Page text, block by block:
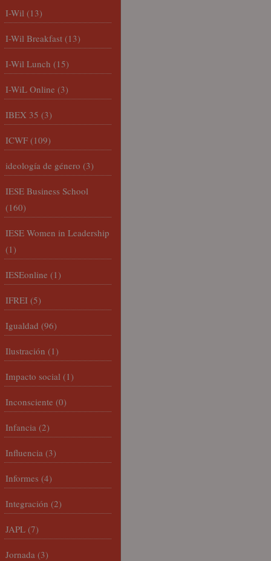
I-Wil (13)
I-Wil Breakfast (13)
I-Wil Lunch (15)
I-WiL Online (3)
IBEX 35 (3)
ICWF (109)
ideología de género (3)
IESE Business School
(160)
IESE Women in Leadership
(1)
IESEonline (1)
IFREI (5)
Igualdad (96)
Ilustración (1)
Impacto social (1)
Inconsciente (0)
Infancia (2)
Influencia (3)
Informes (4)
Integración (2)
JAPL (7)
Jornada (3)